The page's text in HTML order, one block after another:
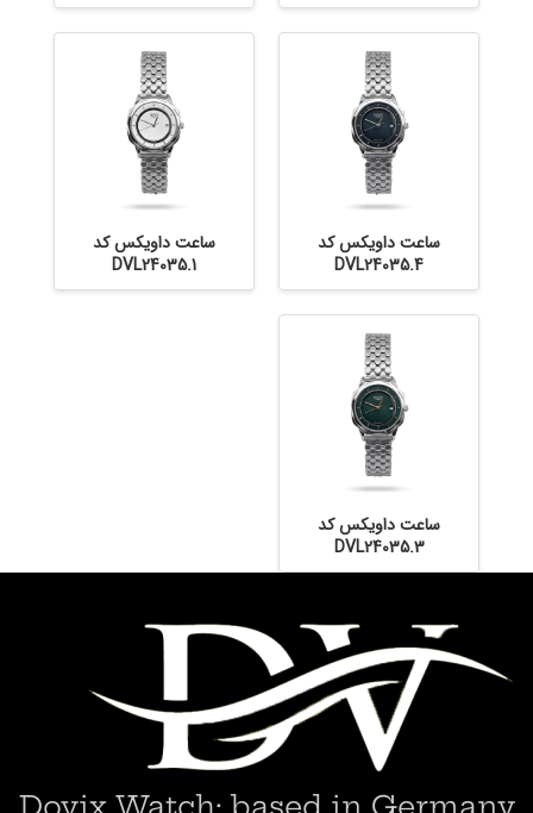
ساعت داویکس کد
DVL24035.4
ساعت داویکس کد
DVL24035.1
ساعت داویکس کد
DVL24035.3